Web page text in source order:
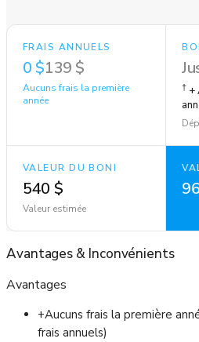
FRAIS ANNUELS
0 $139 $
Aucuns frais la première
année
† +
VALEUR DU BONI
540 $
Valeur estimée
Avantages & Inconvénients
Avantages
+Aucuns frais la première
frais annuels)